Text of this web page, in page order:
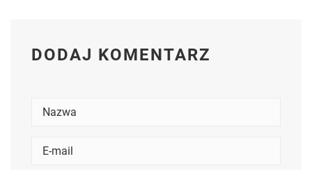
DODAJ KOMENTARZ